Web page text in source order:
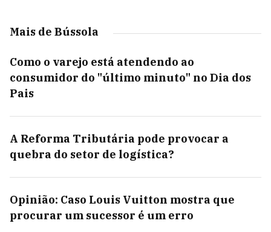
Mais de Bússola
Como o varejo está atendendo ao
consumidor do "último minuto" no Dia dos
Pais
A Reforma Tributária pode provocar a
quebra do setor de logística?
Opinião: Caso Louis Vuitton mostra que
procurar um sucessor é um erro